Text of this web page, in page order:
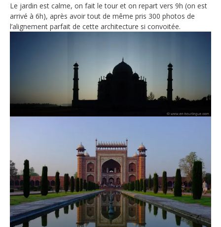
Le jardin est calme, on fait le tour et on repart vers 9h (on est
arrivé à 6h), après avoir tout de même pris 300 photos de
l’alignement parfait de cette architecture si convoitée.